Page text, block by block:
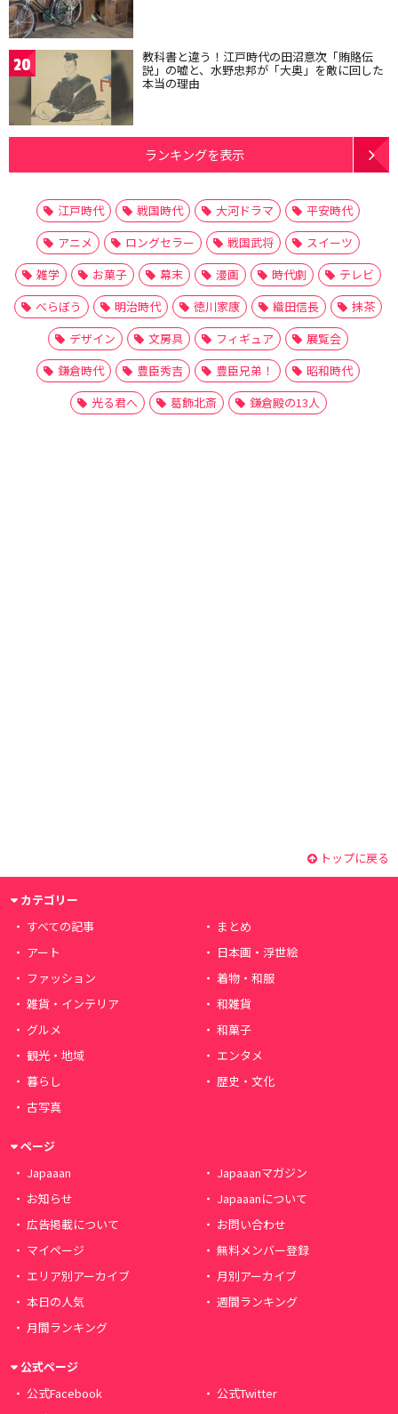
20 教科書と違う！江戸時代の田沼意次「賄賂伝
説」の嘘と、水野忠邦が「大奥」を敵に回した
本当の理由
ランキングを表示
江戸時代 戦国時代 大河ドラマ
平安時代
アニメ
ロングセラー 戦国武将
スイーツ
雑学
お菓子 幕末 漫画 時代劇
テレビ
べらぼう
明治時代 徳川家康 織田信長
抹茶
デザイン
文房具 フィギュア
展覧会
鎌倉時代
豊臣秀吉 豊臣兄弟！
昭和時代
光る君へ
葛飾北斎 鎌倉殿の13人
トップに戻る
カテゴリー
すべての記事
まとめ
アート
日本画・浮世絵
ファッション
着物・和服
雑貨・インテリア
和雑貨
グルメ
和菓子
観光・地域
エンタメ
暮らし
歴史・文化
古写真
ページ
Japaaan
Japaaanマガジン
お知らせ
Japaaanについて
広告掲載について
お問い合わせ
マイページ
無料メンバー登録
エリア別アーカイブ
月別アーカイブ
本日の人気
週間ランキング
月間ランキング
公式ページ
公式Facebook
公式Twitter